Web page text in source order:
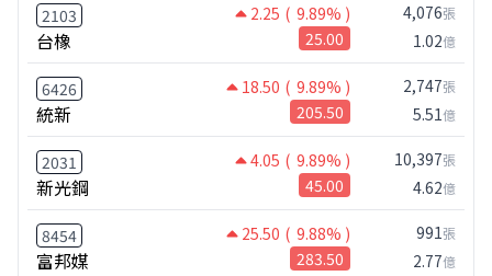
2103 2.25 ( 9.89% )
台橡 25.00
4,076張
1.02億
6426 18.50 ( 9.89% )
統新 205.50
2,747張
5.51億
2031 4.05 ( 9.89% )
新光鋼 45.00
10,397張
4.62億
8454 25.50 ( 9.88% )
富邦媒 283.50
991張
2.77億